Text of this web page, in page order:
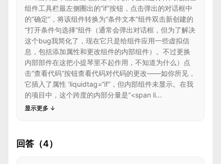
组件工具栏最左侧圈出的“if”按钮，点击弹出的对话框中
的“确定”，将该组件转换为“条件文本”组件双击新创建的
“打开条件句选择”组件（通常会弹出对话框，但为了解决
这个bug我简化了，现在它只是给组件应用一些虚拟信
息，包括添加属性和更改组件的内部组件）。不过更换
内部部件在这把小提琴里不起作用，不知道为什么）点
击“查看代码”按钮查看代码对代码的更改——如你所见，
它插入了属性 'liquidtag=“if”，但内部组件未显示。在我
的项目中，这个跨度的内部分量是“<span li...
显示更多 ↓
回答（4）